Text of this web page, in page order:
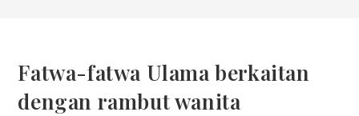
Fatwa-fatwa Ulama berkaitan
dengan rambut wanita